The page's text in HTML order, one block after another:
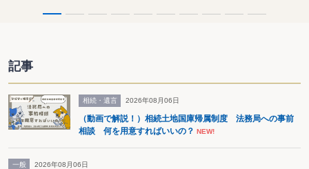
記事
相続・遺言 2026年08月06日
（動画で解説！）相続土地国庫帰属制度 法務局への事前
相談 何を用意すればいいの？ NEW!
一般 2026年08月06日